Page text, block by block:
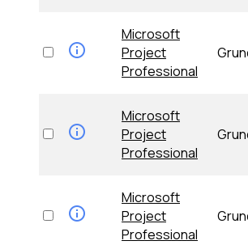
Microsoft
Project
Professional
Microsoft
Project
Professional
Microsoft
Project
Professional